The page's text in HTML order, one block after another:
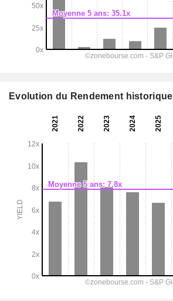
Evolution du Rendement historique